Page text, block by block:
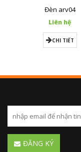
Đèn arv04
Liên hệ
CHI TIẾT
ĐĂNG KÝ